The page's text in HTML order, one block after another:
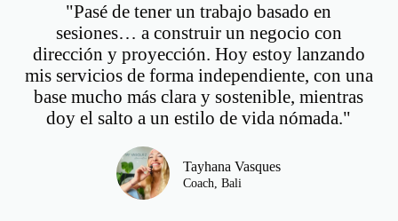
"Pasé de tener un trabajo basado en
sesiones… a construir un negocio con
dirección y proyección. Hoy estoy lanzando
mis servicios de forma independiente, con una
base mucho más clara y sostenible, mientras
doy el salto a un estilo de vida nómada."
Tayhana Vasques
Coach, Bali